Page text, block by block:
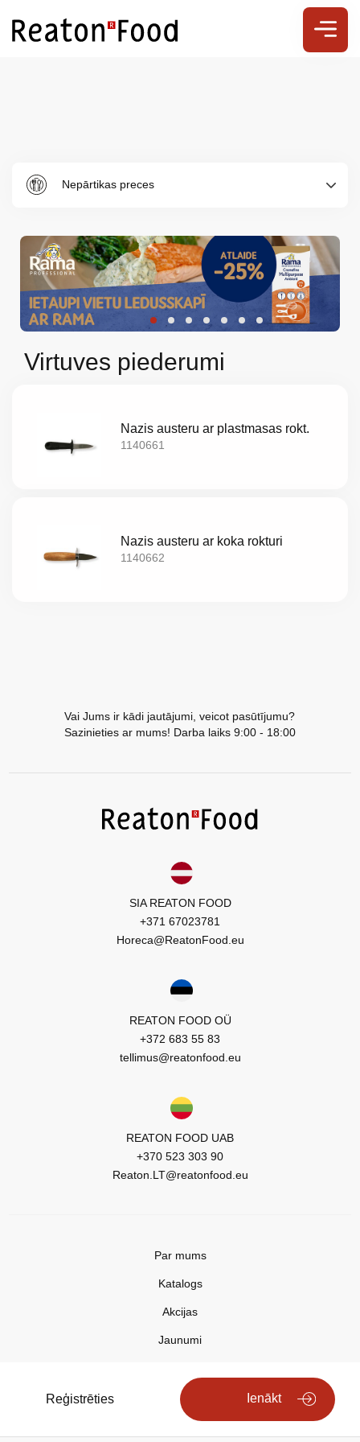
Ienākt
Reģistrēties
Nepārtikas preces
Virtuves piederumi
Nazis austeru ar plastmasas rokt.
1140661
Nazis austeru ar koka rokturi
1140662
Vai Jums ir kādi jautājumi, veicot pasūtījumu?
Sazinieties ar mums! Darba laiks 9:00 - 18:00
SIA REATON FOOD
+371 67023781
Horeca@ReatonFood.eu
REATON FOOD OÜ
+372 683 55 83
tellimus@reatonfood.eu
REATON FOOD UAB
+370 523 303 90
Reaton.LT@reatonfood.eu
Par mums
Katalogs
Akcijas
Jaunumi
Kontakti
Privātuma politika
Par
mums
Katalogs
Jaunumi
Privātuma
LT